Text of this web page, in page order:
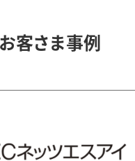
お客さま事例